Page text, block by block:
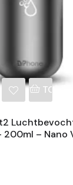
200ml – Nano